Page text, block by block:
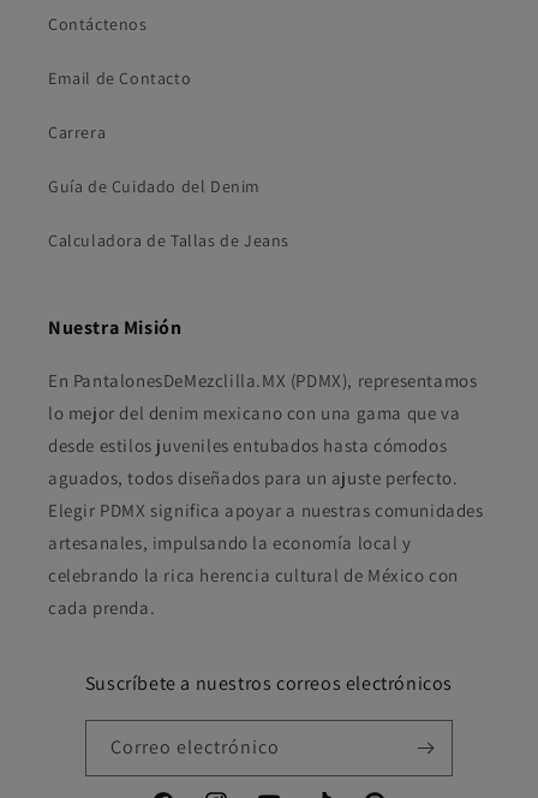
Contáctenos
Email de Contacto
Carrera
Guía de Cuidado del Denim
Calculadora de Tallas de Jeans
Nuestra Misión
En PantalonesDeMezclilla.MX (PDMX), representamos
lo mejor del denim mexicano con una gama que va
desde estilos juveniles entubados hasta cómodos
aguados, todos diseñados para un ajuste perfecto.
Elegir PDMX significa apoyar a nuestras comunidades
artesanales, impulsando la economía local y
celebrando la rica herencia cultural de México con
cada prenda.
Suscríbete a nuestros correos electrónicos
Correo electrónico